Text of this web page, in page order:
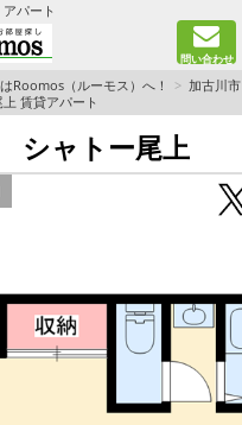
パート
問い合わせ
部屋を探す
屋を探す
屋を探す
を探す
Roomos（ルーモス）へ！ 加古川市
賃貸アパート
シャトー尾上